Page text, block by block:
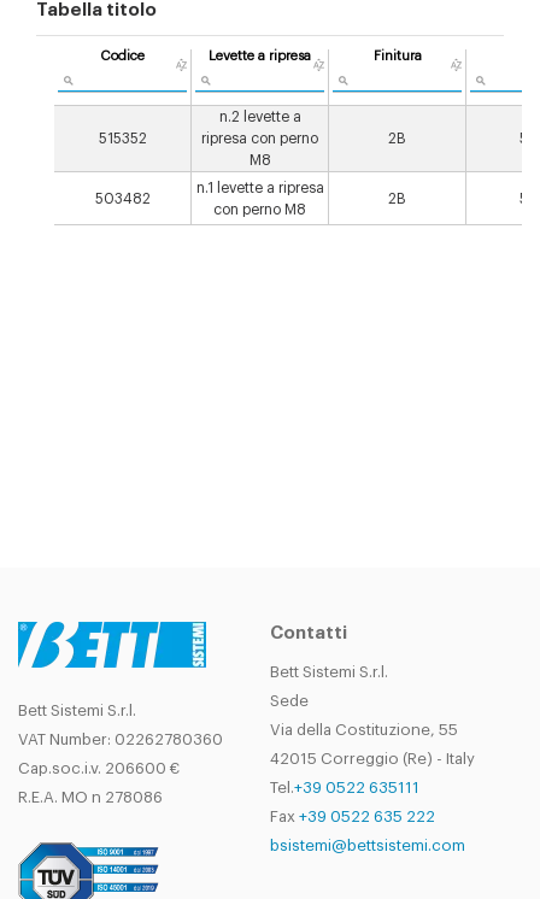
Tabella titolo
Codice Levette a ripresa Finitura
515352
n.2 levette a
ripresa con perno
M8
2B
503482
n.1 levette a ripresa
con perno M8
2B
Bett Sistemi S.r.l.
VAT Number: 02262780360
Cap.soc.i.v. 206600 €
R.E.A. MO n 278086
Contatti
Bett Sistemi S.r.l.
Sede
Via della Costituzione, 55
42015 Correggio (Re) - Italy
Tel.+39 0522 635111
Fax +39 0522 635 222
bsistemi@bettsistemi.com